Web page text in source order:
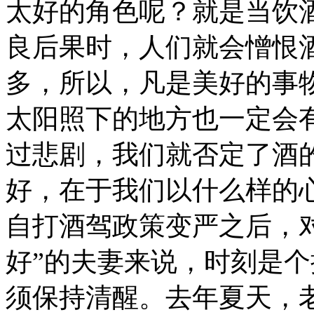
太好的角色呢？就是当饮
良后果时，人们就会憎恨
多，所以，凡是美好的事
太阳照下的地方也一定会
过悲剧，我们就否定了酒
好，在于我们以什么样的
自打酒驾政策变严之后，
好”的夫妻来说，时刻是
须保持清醒。去年夏天，